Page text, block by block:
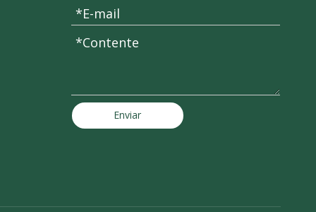
Acessulfame de potássio
Enviar